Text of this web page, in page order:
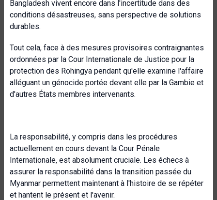
Bangladesh vivent encore dans l'incertitude dans des
conditions désastreuses, sans perspective de solutions
durables.
Tout cela, face à des mesures provisoires contraignantes
ordonnées par la Cour Internationale de Justice pour la
protection des Rohingya pendant qu'elle examine l'affaire
alléguant un génocide portée devant elle par la Gambie et
d'autres États membres intervenants.
La responsabilité, y compris dans les procédures
actuellement en cours devant la Cour Pénale
Internationale, est absolument cruciale. Les échecs à
assurer la responsabilité dans la transition passée du
Myanmar permettent maintenant à l'histoire de se répéter
et hantent le présent et l'avenir.